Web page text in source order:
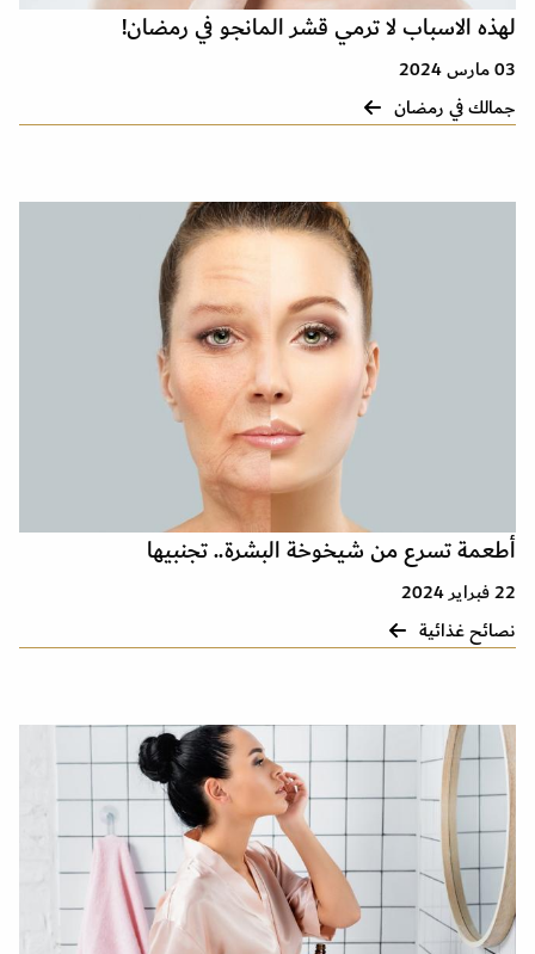
لهذه الاسباب لا ترمي قشر المانجو في رمضان!
03 مارس 2024
جمالك في رمضان
أطعمة تسرع من شيخوخة البشرة.. تجنبيها
22 فبراير 2024
نصائح غذائية